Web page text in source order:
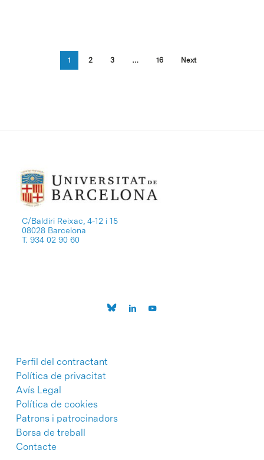
1 2 3 … 16 Next
C/Baldiri Reixac, 4-12 i 15
08028 Barcelona
T. 934 02 90 60
Perfil del contractant
Política de privacitat
Avís Legal
Política de cookies
Patrons i patrocinadors
Borsa de treball
Contacte